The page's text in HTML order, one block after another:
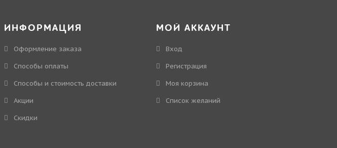
ИНФОРМАЦИЯ
Оформление заказа
Способы оплаты
Способы и стоимость доставки
Акции
Скидки
МОЙ АККАУНТ
Вход
Регистрация
Моя корзина
Cписок желаний